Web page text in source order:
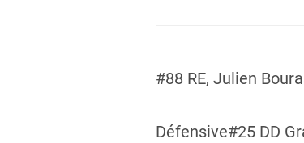
#88 RE, Julien
Défensive#25 DD